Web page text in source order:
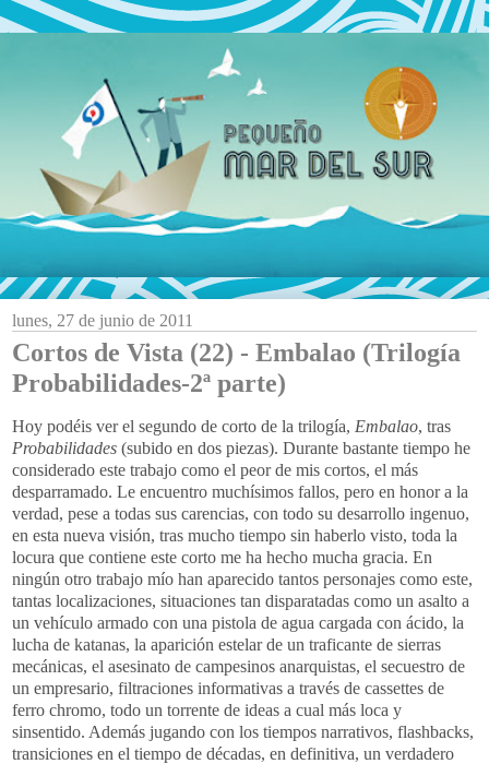
lunes, 27 de junio de 2011
Cortos de Vista (22) - Embalao (Trilogía
Probabilidades-2ª parte)
Hoy podéis ver el segundo de corto de la trilogía, Embalao, tras
Probabilidades (subido en dos piezas). Durante bastante tiempo he
considerado este trabajo como el peor de mis cortos, el más
desparramado. Le encuentro muchísimos fallos, pero en honor a la
verdad, pese a todas sus carencias, con todo su desarrollo ingenuo,
en esta nueva visión, tras mucho tiempo sin haberlo visto, toda la
locura que contiene este corto me ha hecho mucha gracia. En
ningún otro trabajo mío han aparecido tantos personajes como este,
tantas localizaciones, situaciones tan disparatadas como un asalto a
un vehículo armado con una pistola de agua cargada con ácido, la
lucha de katanas, la aparición estelar de un traficante de sierras
mecánicas, el asesinato de campesinos anarquistas, el secuestro de
un empresario, filtraciones informativas a través de cassettes de
ferro chromo, todo un torrente de ideas a cual más loca y
sinsentido. Además jugando con los tiempos narrativos, flashbacks,
transiciones en el tiempo de décadas, en definitiva, un verdadero